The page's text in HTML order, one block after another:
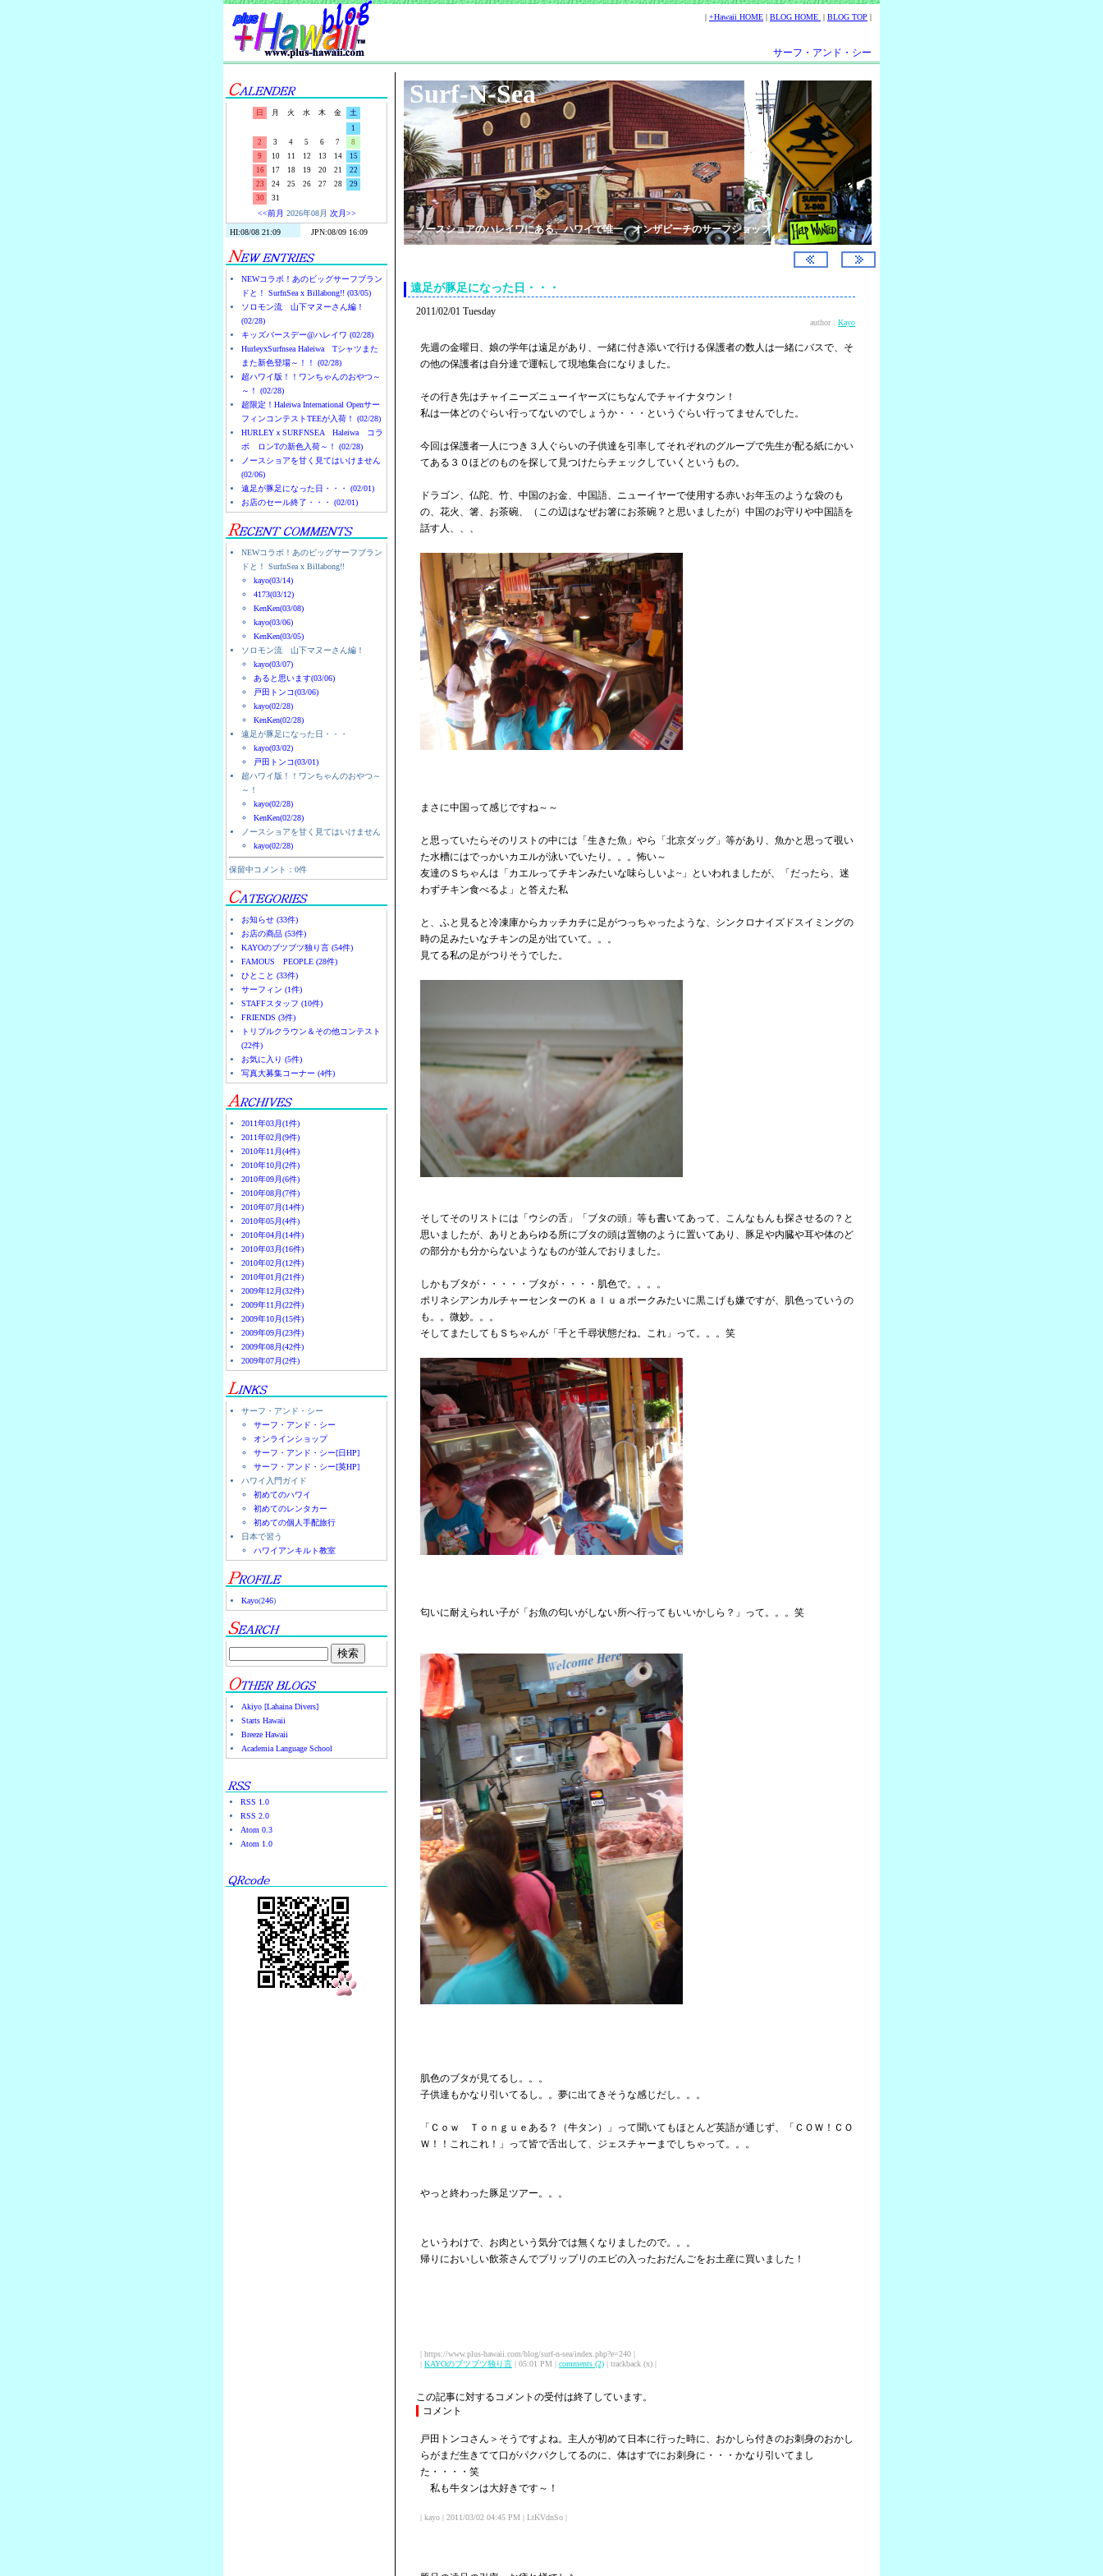
| +Hawaii HOME | BLOG HOME | BLOG TOP |
サーフ・アンド・シー
日 月 火 水 木 金
土
1
2
3 4 5 6 7
8
9
10 11 12 13 14
15
16
17 18 19 20 21
22
23
24 25 26 27 28
29
30
31
<<前月 2026年08月 次月>>
NEWコラボ！あのビッグサーフブラン
ドと！ SurfnSea x Billabong!! (03/05)
ソロモン流 山下マヌーさん編！
(02/28)
キッズバースデー@ハレイワ (02/28)
HurleyxSurfnsea Haleiwa Tシャツまた
また新色登場～！！ (02/28)
超ハワイ版！！ワンちゃんのおやつ～
～！ (02/28)
超限定！Haleiwa International Openサー
フィンコンテストTEEが入荷！ (02/28)
HURLEYｘSURFNSEA Haleiwa コラ
ボ ロンTの新色入荷～！ (02/28)
ノースショアを甘く見てはいけません
(02/06)
遠足が豚足になった日・・・ (02/01)
お店のセール終了・・・ (02/01)
NEWコラボ！あのビッグサーフブラン
ドと！ SurfnSea x Billabong!!
kayo(03/14)
4173(03/12)
KenKen(03/08)
kayo(03/06)
KenKen(03/05)
ソロモン流 山下マヌーさん編！
kayo(03/07)
あると思います(03/06)
戸田トンコ(03/06)
kayo(02/28)
KenKen(02/28)
遠足が豚足になった日・・・
kayo(03/02)
戸田トンコ(03/01)
超ハワイ版！！ワンちゃんのおやつ～
～！
kayo(02/28)
KenKen(02/28)
ノースショアを甘く見てはいけません
kayo(02/28)
保留中コメント：0件
お知らせ (33件)
お店の商品 (53件)
KAYOのブツブツ独り言 (54件)
FAMOUS PEOPLE (28件)
ひとこと (33件)
サーフィン (1件)
STAFFスタッフ (10件)
FRIENDS (3件)
トリプルクラウン＆その他コンテスト
(22件)
お気に入り (5件)
写真大募集コーナー (4件)
2011年03月(1件)
2011年02月(9件)
2010年11月(4件)
2010年10月(2件)
2010年09月(6件)
2010年08月(7件)
2010年07月(14件)
2010年05月(4件)
2010年04月(14件)
2010年03月(16件)
2010年02月(12件)
2010年01月(21件)
2009年12月(32件)
2009年11月(22件)
2009年10月(15件)
2009年09月(23件)
2009年08月(42件)
2009年07月(2件)
サーフ・アンド・シー
サーフ・アンド・シー
オンラインショップ
サーフ・アンド・シー[日HP]
サーフ・アンド・シー[英HP]
ハワイ入門ガイド
初めてのハワイ
初めてのレンタカー
初めての個人手配旅行
日本で習う
ハワイアンキルト教室
Kayo(246)
Akiyo [Lahaina Divers]
Starts Hawaii
Breeze Hawaii
Academia Language School
RSS 1.0
RSS 2.0
Atom 0.3
Atom 1.0
Surf-N-Sea
ノースショアのハレイワにある、ハワイで唯一、オンザビーチのサーフショップ
遠足が豚足になった日・・・
2011/02/01 Tuesday
author : Kayo
先週の金曜日、娘の学年は遠足があり、一緒に付き添いで行ける保護者の数人は一緒にバスで、そ
の他の保護者は自分達で運転して現地集合になりました。
その行き先はチャイニーズニューイヤーズにちなんでチャイナタウン！
私は一体どのぐらい行ってないのでしょうか・・・というぐらい行ってませんでした。
今回は保護者一人につき３人ぐらいの子供達を引率してそれぞれのグループで先生が配る紙にかい
てある３０ほどのものを探して見つけたらチェックしていくというもの。
ドラゴン、仏陀、竹、中国のお金、中国語、ニューイヤーで使用する赤いお年玉のような袋のも
の、花火、箸、お茶碗、（この辺はなぜお箸にお茶碗？と思いましたが）中国のお守りや中国語を
話す人、、、
まさに中国って感じですね～～
と思っていたらそのリストの中には「生きた魚」やら「北京ダッグ」等があり、魚かと思って覗い
た水槽にはでっかいカエルが泳いでいたり。。。怖い～
友達のＳちゃんは「カエルってチキンみたいな味らしいよ~」といわれましたが、「だったら、迷
わずチキン食べるよ」と答えた私
と、ふと見ると冷凍庫からカッチカチに足がつっちゃったような、シンクロナイズドスイミングの
時の足みたいなチキンの足が出ていて。。。
見てる私の足がつりそうでした。
そしてそのリストには「ウシの舌」「ブタの頭」等も書いてあって、こんなもんも探させるの？と
思いましたが、ありとあらゆる所にブタの頭は置物のように置いてあり、豚足や内臓や耳や体のど
の部分かも分からないようなものが並んでおりました。
しかもブタが・・・・・ブタが・・・・肌色で。。。。
ポリネシアンカルチャーセンターのＫａｌｕａポークみたいに黒こげも嫌ですが、肌色っていうの
も。。微妙。。。
そしてまたしてもＳちゃんが「千と千尋状態だね。これ」って。。。笑
匂いに耐えられい子が「お魚の匂いがしない所へ行ってもいいかしら？」って。。。笑
肌色のブタが見てるし。。。
子供達もかなり引いてるし。。夢に出てきそうな感じだし。。。
「Ｃｏｗ Ｔｏｎｇｕｅある？（牛タン）」って聞いてもほとんど英語が通じず、「ＣＯＷ！ＣＯ
Ｗ！！これこれ！」って皆で舌出して、ジェスチャーまでしちゃって。。。
やっと終わった豚足ツアー。。。
というわけで、お肉という気分では無くなりましたので。。。
帰りにおいしい飲茶さんでプリップリのエビの入ったおだんごをお土産に買いました！
| https://www.plus-hawaii.com/blog/surf-n-sea/index.php?e=240 |
| KAYOのブツブツ独り言 | 05:01 PM | comments (2) | trackback (x) |
この記事に対するコメントの受付は終了しています。
コメント
戸田トンコさん＞そうですよね。主人が初めて日本に行った時に、おかしら付きのお刺身のおかし
らがまだ生きてて口がパクパクしてるのに、体はすでにお刺身に・・・かなり引いてまし
た・・・・笑
私も牛タンは大好きです～！
| kayo | 2011/03/02 04:45 PM | LtKVdnSo |